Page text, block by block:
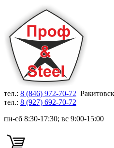
тел.: 8 (846) 972-70-72
тел.: 8 (927) 692-70-72
пн-сб 8:30-17:30; вс 9:00-15:00